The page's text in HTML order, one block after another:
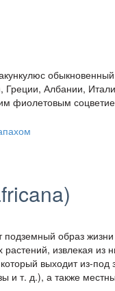
Греции, Албании,
фиолетовым
образ жизни
извлекая из
выходит из-под
и т. д.), а также